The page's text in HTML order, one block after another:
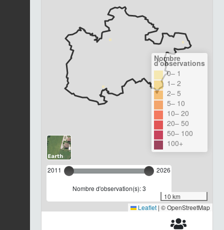
2011 2026
Nombre d'observation(s): 3
Nombre
d'observations
0– 1
1– 2
2– 5
5– 10
10– 20
20– 50
50– 100
100+
10 km
Leaflet | © OpenStreetMap